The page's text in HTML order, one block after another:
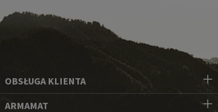
OBSŁUGA KLIENTA
ARMAMAT